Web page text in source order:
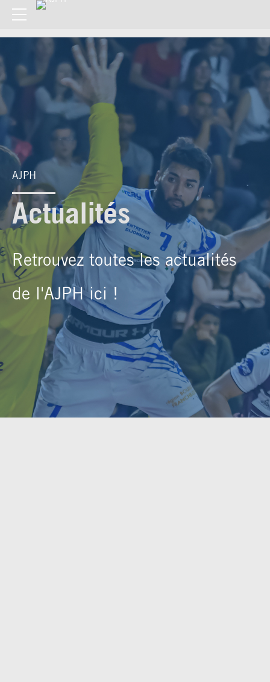
AJPH
Actualités
Retrouvez toutes les actualités
de l'AJPH ici !